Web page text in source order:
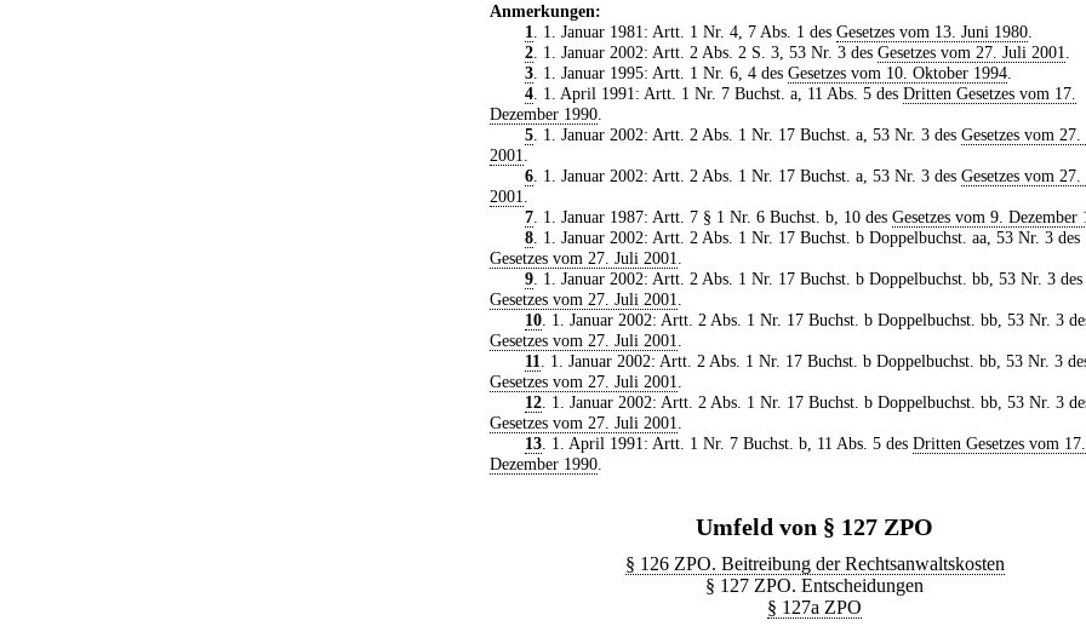
Anmerkungen:
1
. 1. Januar 1981: Artt. 1 Nr. 4, 7 Abs. 1 des Gesetzes vom 13. Juni 1980.
2. 1. Januar 2002: Artt. 2 Abs. 2 S. 3, 53 Nr. 3 des Gesetzes vom 27. Juli 2001
3. 1. Januar 1995: Artt. 1 Nr. 6, 4 des Gesetzes vom 10. Oktober 1994.
4. 1. April 1991: Artt. 1 Nr. 7 Buchst. a, 11 Abs. 5 des Dritten Gesetzes vom 17.
Dezember 1990
5. 1. Januar 2002: Artt. 2 Abs. 1 Nr. 17 Buchst. a, 53 Nr. 3 des Gesetzes vom 27.
2001
6. 1. Januar 2002: Artt. 2 Abs. 1 Nr. 17 Buchst. a, 53 Nr. 3 des Gesetzes vom 27.
2001
7. 1. Januar 1987: Artt. 7 § 1 Nr. 6 Buchst. b, 10 des Gesetzes vom 9. Dezember
8. 1. Januar 2002: Artt. 2 Abs. 1 Nr. 17 Buchst. b Doppelbuchst. aa, 53 Nr. 3 des
Gesetzes vom 27. Juli 2001
9. 1. Januar 2002: Artt. 2 Abs. 1 Nr. 17 Buchst. b Doppelbuchst. bb, 53 Nr. 3 des
Gesetzes vom 27. Juli 2001
10. 1. Januar 2002: Artt. 2 Abs. 1 Nr. 17 Buchst. b Doppelbuchst. bb, 53 Nr. 3
Gesetzes vom 27. Juli 2001
11
. 1. Januar 2002: Artt. 2 Abs. 1 Nr. 17 Buchst. b Doppelbuchst. bb, 53 Nr. 3
Gesetzes vom 27. Juli 2001
12. 1. Januar 2002: Artt. 2 Abs. 1 Nr. 17 Buchst. b Doppelbuchst. bb, 53 Nr. 3
Gesetzes vom 27. Juli 2001
13. 1. April 1991: Artt. 1 Nr. 7 Buchst. b, 11 Abs. 5 des Dritten Gesetzes vom 17.
Dezember 1990
Umfeld von § 127 ZPO
§ 126 ZPO. Beitreibung der Rechtsanwaltskosten
§ 127 ZPO. Entscheidungen
§ 127a ZPO